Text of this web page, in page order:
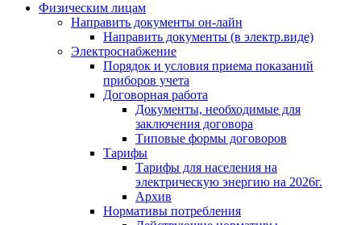
Физическим лицам
Направить документы он-лайн
Направить документы (в электр.виде)
Электроснабжение
Порядок и условия приема показаний
приборов учета
Договорная работа
Документы, необходимые для
заключения договора
Типовые формы договоров
Тарифы
Тарифы для населения на
электрическую энергию на 2026г.
Архив
Нормативы потребления